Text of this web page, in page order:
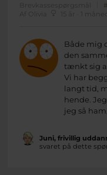
Brevkassespørgsmål
Af Olivia
15 år · 1
Både mig
den
tænkt sig
Vi har
langt tid,
hende.
jeg så
Juni, frivillig
svaret på dette